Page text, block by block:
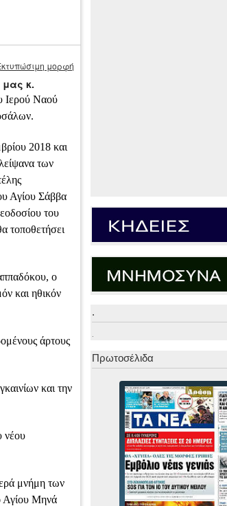
μορφή
κ.
Ιερού Ναού
2018 και
των
Αγίου Σάββα
του
τοποθετήσει
ο
και ηθικόν
άρτους
και την
νέου
μνήμη των
Αγίου Μηνά
.
.
Πρωτοσέλιδα